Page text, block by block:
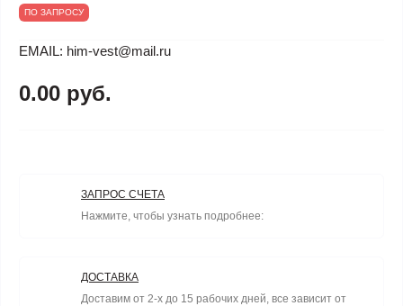
ПО ЗАПРОСУ
EMAIL: him-vest@mail.ru
0.00 руб.
ЗАПРОС СЧЕТА
Нажмите, чтобы узнать подробнее:
ДОСТАВКА
Доставим от 2-х до 15 рабочих дней, все зависит от